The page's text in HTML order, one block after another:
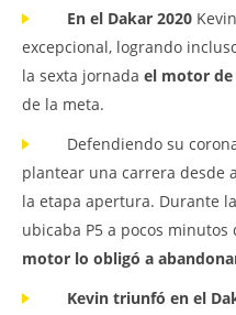
En el Dakar 2020
excepcional, logrando
la sexta jornada el motor de
de la meta.
Defendiendo su
plantear una carrera desde
la etapa apertura. Durante
ubicaba P5 a pocos minutos
motor lo obligó a
Kevin triunfó en el